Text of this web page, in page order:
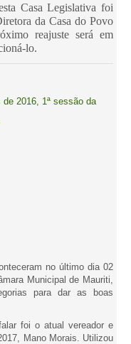
Casa Legislativa foi
da Casa do Povo
reajuste será em
lo.
2016, 1ª sessão da
no último dia 02
Municipal de Mauriti,
para dar as boas
foi o atual vereador e
Mano Morais. Utilizou